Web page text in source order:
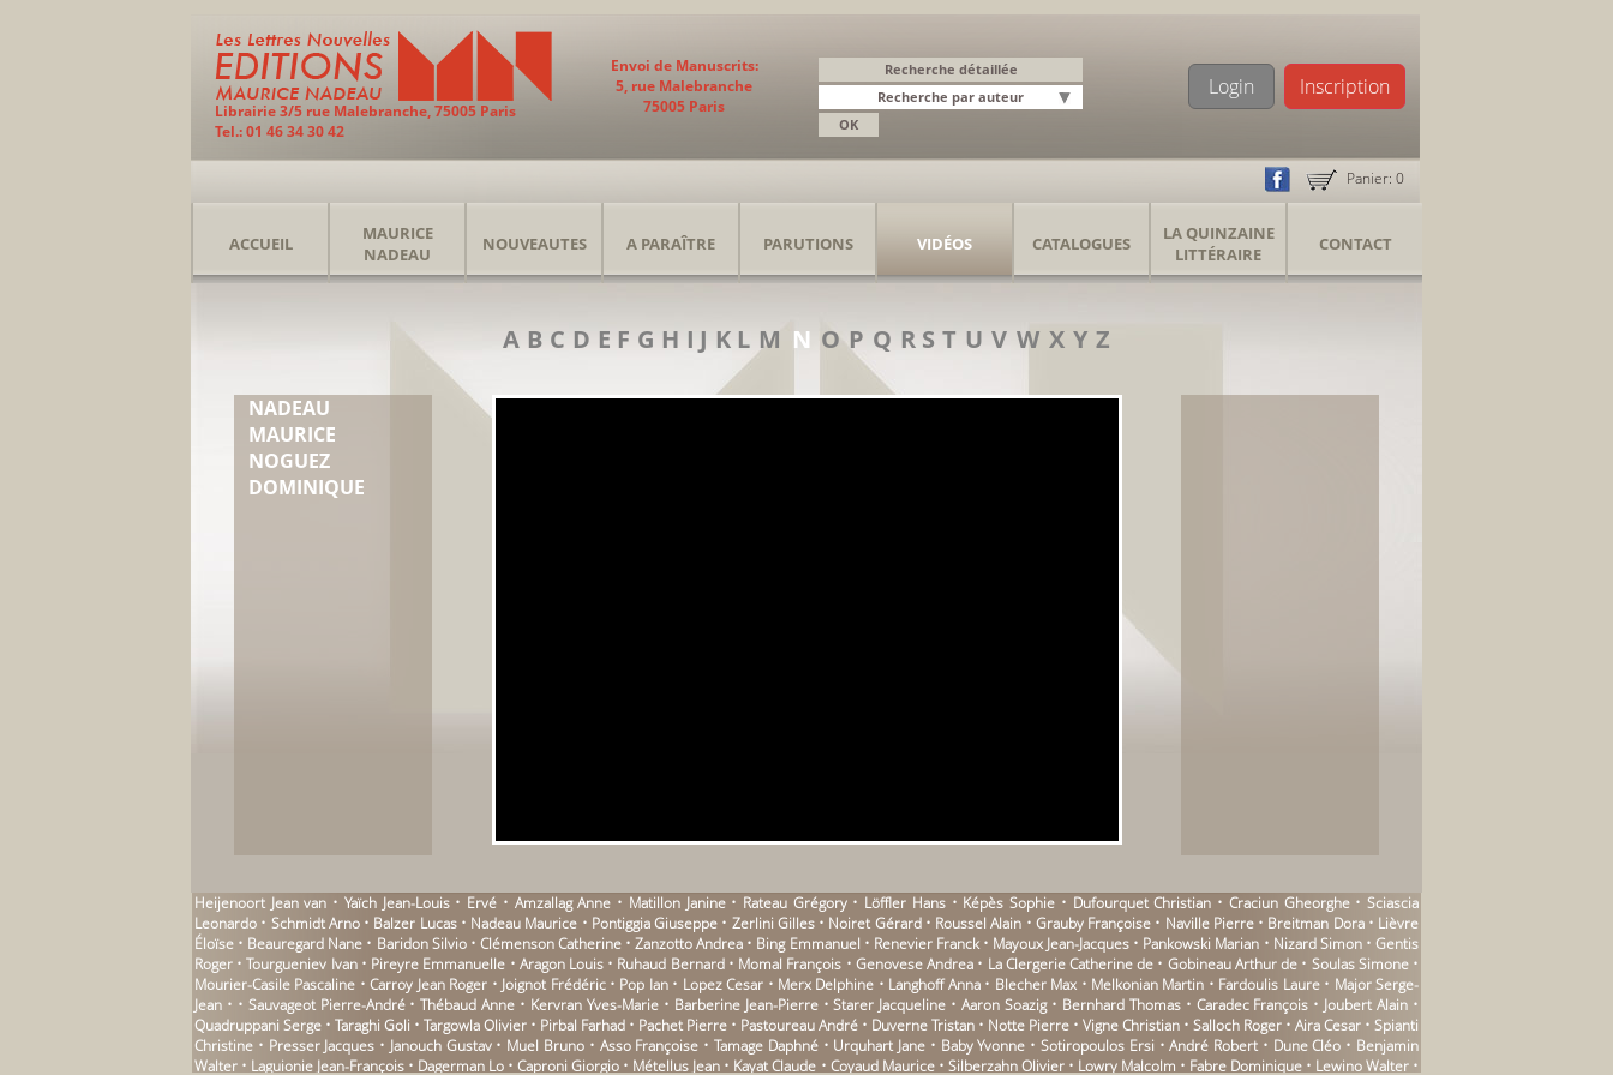
Librairie 3/5 rue Malebranche, 75005 Paris
Tel.: 01 46 34 30 42
Envoi de Manuscrits:
5, rue Malebranche
75005 Paris
Login Inscription
Panier: 0
ACCUEIL
MAURICE
NADEAU
NOUVEAUTES A PARAÎTRE PARUTIONS VIDÉOS CATALOGUES
LA QUINZAINE
LITTÉRAIRE
CONTACT
A B C D E F G H I J K L M N O P Q R S T U V W X Y Z
NADEAU
MAURICE
NOGUEZ
DOMINIQUE
Heijenoort Jean van • Yaïch Jean-Louis • Ervé • Amzallag Anne • Matillon Janine • Rateau Grégory • Löffler Hans • Képès Sophie • Dufourquet Christian • Craciun Gheorghe • Sciascia
Leonardo • Schmidt Arno • Balzer Lucas • Nadeau Maurice • Pontiggia Giuseppe • Zerlini Gilles • Noiret Gérard • Roussel Alain • Grauby Françoise • Naville Pierre • Breitman Dora • Lièvre
Éloïse • Beauregard Nane • Baridon Silvio • Clémenson Catherine • Zanzotto Andrea • Bing Emmanuel • Renevier Franck • Mayoux Jean-Jacques • Pankowski Marian • Nizard Simon • Gentis
Roger • Tourgueniev Ivan • Pireyre Emmanuelle • Aragon Louis • Ruhaud Bernard • Momal François • Genovese Andrea • La Clergerie Catherine de • Gobineau Arthur de • Soulas Simone •
Mourier-Casile Pascaline • Carroy Jean Roger • Joignot Frédéric • Pop Ian • Lopez Cesar • Merx Delphine • Langhoff Anna • Blecher Max • Melkonian Martin • Fardoulis Laure • Major Serge-
Jean • • Sauvageot Pierre-André • Thébaud Anne • Kervran Yves-Marie • Barberine Jean-Pierre • Starer Jacqueline • Aaron Soazig • Bernhard Thomas • Caradec François • Joubert Alain •
Quadruppani Serge • Taraghi Goli • Targowla Olivier • Pirbal Farhad • Pachet Pierre • Pastoureau André • Duverne Tristan • Notte Pierre • Vigne Christian • Salloch Roger • Aira Cesar • Spianti
Christine • Presser Jacques • Janouch Gustav • Muel Bruno • Asso Françoise • Tamage Daphné • Urquhart Jane • Baby Yvonne • Sotiropoulos Ersi • André Robert • Dune Cléo • Benjamin
Walter • Laguionie Jean-François • Dagerman Lo • Caproni Giorgio • Métellus Jean • Kayat Claude • Coyaud Maurice • Silberzahn Olivier • Lowry Malcolm • Fabre Dominique • Lewino Walter •